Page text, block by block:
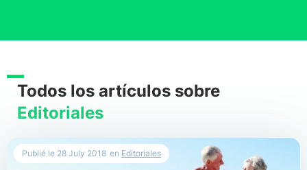
Todos los artículos sobre
Editoriales
Publié le 28 July 2018 en Editoriales